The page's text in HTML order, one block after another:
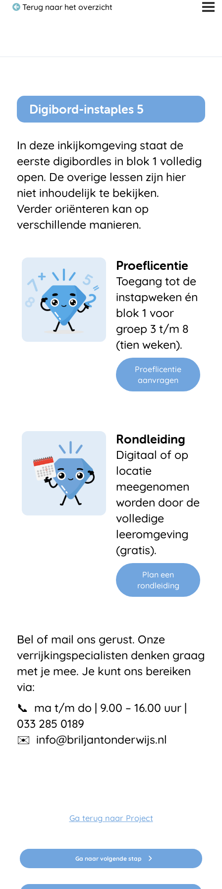
Terug naar het overzicht
Digibord-instaples 5
In deze inkijkomgeving staat de
eerste digibordles in blok 1 volledig
open. De overige lessen zijn hier
niet inhoudelijk te bekijken.
Verder oriënteren kan op
verschillende manieren.
Proeflicentie
Toegang tot de
instapweken én
blok 1 voor
groep 3 t/m 8
(tien weken).
Proeflicentie
aanvragen
Rondleiding
Digitaal of op
locatie
meegenomen
worden door de
volledige
leeromgeving
(gratis).
Plan een
rondleiding
Bel of mail ons gerust. Onze
verrijkingspecialisten denken graag
met je mee. Je kunt ons bereiken
via:
📞 ma t/m do | 9.00 – 16.00 uur |
033 285 0189
✉️ info@briljantonderwijs.nl
Ga terug naar Project
Ga naar volgende stap